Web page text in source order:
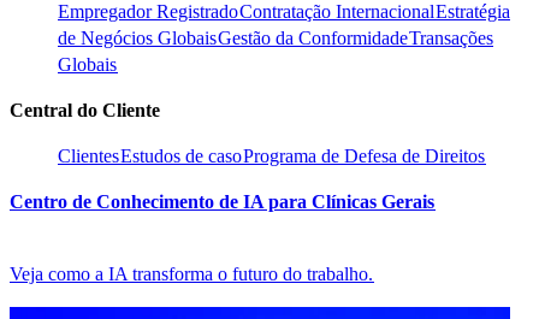
Empregador Registrado​​Contratação Internacional​​Estratégia
de Negócios Globais​​Gestão da Conformidade​​Transações
Globais​​
Central do Cliente​​
Clientes​​Estudos de caso​​Programa de Defesa de Direitos​​
Centro de Conhecimento de IA para Clínicas Gerais​​
Veja como a IA transforma o futuro do trabalho.​​